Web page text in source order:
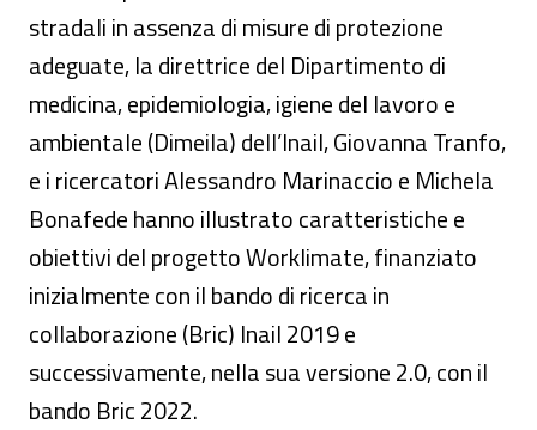
stradali in assenza di misure di protezione
adeguate, la direttrice del Dipartimento di
medicina, epidemiologia, igiene del lavoro e
ambientale (Dimeila) dell’Inail, Giovanna Tranfo,
e i ricercatori Alessandro Marinaccio e Michela
Bonafede hanno illustrato caratteristiche e
obiettivi del progetto Worklimate, finanziato
inizialmente con il bando di ricerca in
collaborazione (Bric) Inail 2019 e
successivamente, nella sua versione 2.0, con il
bando Bric 2022.